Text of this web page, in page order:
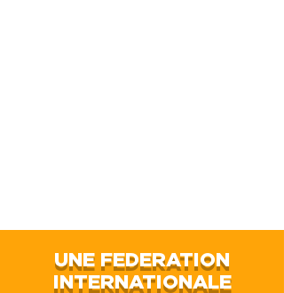
UNE FEDERATION
INTERNATIONALE